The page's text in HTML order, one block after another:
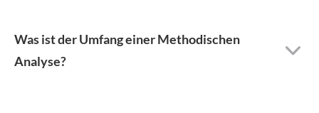
Was ist der Umfang einer Methodischen
Analyse?